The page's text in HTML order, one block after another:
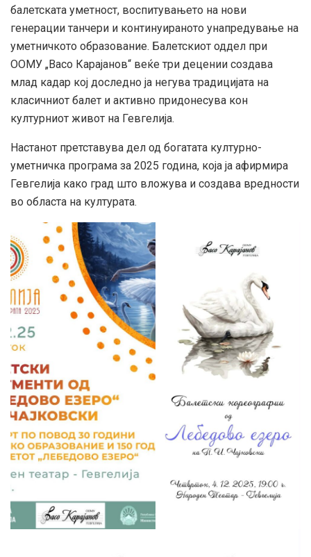
балетската уметност, воспитувањето на нови
генерации танчери и континуираното унапредување на
уметничкото образование. Балетскиот оддел при
ООМУ „Васо Карајанов“ веќе три децении создава
млад кадар кој доследно ја негува традицијата на
класичниот балет и активно придонесува кон
културниот живот на Гевгелија.
Настанот претставува дел од богатата културно-
уметничка програма за 2025 година, која ја афирмира
Гевгелија како град што вложува и создава вредности
во областа на културата.